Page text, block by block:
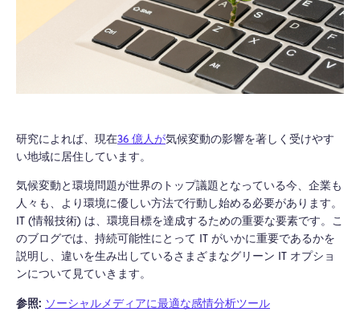
研究によれば、 現在36 億人が気候変動の影響を著しく受けやす
い地域に居住しています。
気候変動と環境問題が世界のトップ議題となっている今、企業も
人々も、より環境に優しい方法で行動し始める必要があります。
IT (情報技術) は、環境目標を達成するための重要な要素です。こ
のブログでは、持続可能性にとって IT がいかに重要であるかを
説明し、違いを生み出しているさまざまなグリーン IT オプショ
ンについて見ていきます。
参照: ソーシャルメディアに最適な感情分析ツール